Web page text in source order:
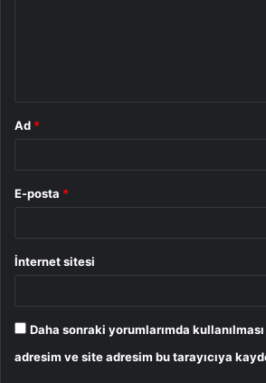
Ad *
E-posta *
İnternet sitesi
Daha sonraki yorumlarımda
adresim ve site adresim bu tarayıcıya